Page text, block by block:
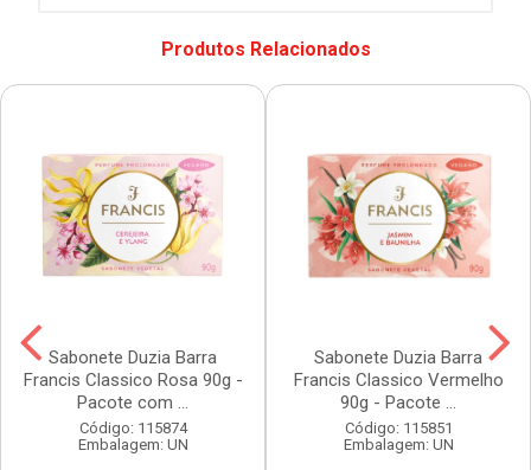
Produtos Relacionados
Sabonete Duzia Barra
Francis Classico Rosa 90g -
Pacote com ...
Código: 115874
Embalagem: UN
Sabonete Duzia Barra
Francis Classico Vermelho
90g - Pacote ...
Código: 115851
Embalagem: UN